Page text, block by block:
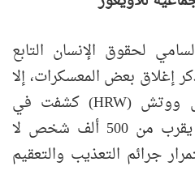
لحقوق الإنسان التابع
المتحدة لعام 2022 ذكر إغلاق بعض المعسكرات، إلا
أن منظمة هيومن رايتس ووتش (HRW) كشفت في
منتصف عام 2022 أن ما يقرب من 500 ألف شخص لا
جرائم التعذيب والتعقيم